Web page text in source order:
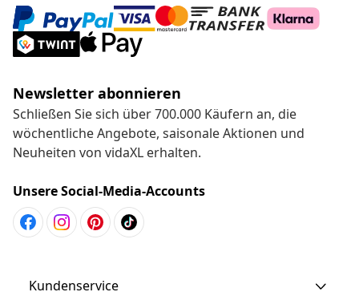
Newsletter abonnieren
Schließen Sie sich über 700.000 Käufern an, die
wöchentliche Angebote, saisonale Aktionen und
Neuheiten von vidaXL erhalten.
Unsere Social-Media-Accounts
Kundenservice